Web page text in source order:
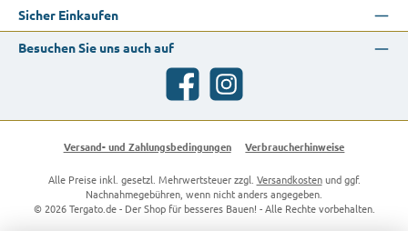
Sicher Einkaufen
Besuchen Sie uns auch auf
Facebook Instagram
Versand- und Zahlungsbedingungen Verbraucherhinweise
Alle Preise inkl. gesetzl. Mehrwertsteuer zzgl. Versandkostenund ggf.
Nachnahmegebühren, wenn nicht anders angegeben.
© 2026 Tergato.de - Der Shop für besseres Bauen! - Alle Rechte vorbehalten.